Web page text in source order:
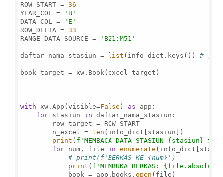
ROW_START = 36
YEAR_COL =
'B'
DATA_COL =
'E'
ROW_DELTA = 33
RANGE_DATA_SOURCE =
'B21:M51'
daftar_nama_stasiun = list (info_dict.keys()) #
book_target = xw.Book(excel_target)
with xw.App(visible=False ) as app:
for stasiun in daftar_nama_stasiun:
        row_target = ROW_START
        n_excel =
len (info_dict[stasiun])
print ( f'MEMBACA DATA STASIUN {stasiun}
for num, file in enumerate
# print(f'BERKAS KE-{num}')
print ( f'MEMBUKA BERKAS:
            book = app.books.
open (file)